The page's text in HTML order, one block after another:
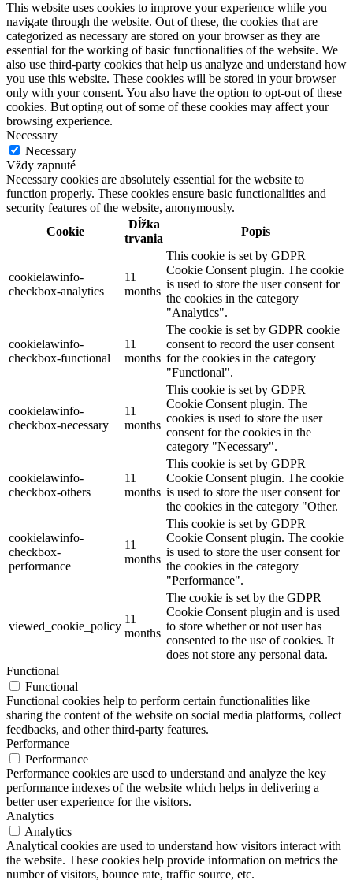
This website uses cookies to improve your experience while you
navigate through the website. Out of these, the cookies that are
categorized as necessary are stored on your browser as they are
essential for the working of basic functionalities of the website. We
also use third-party cookies that help us analyze and understand how
you use this website. These cookies will be stored in your browser
only with your consent. You also have the option to opt-out of these
cookies. But opting out of some of these cookies may affect your
browsing experience.
Necessary
Necessary
Vždy zapnuté
Necessary cookies are absolutely essential for the website to
function properly. These cookies ensure basic functionalities and
security features of the website, anonymously.
Cookie
Dĺžka
trvania
Popis
cookielawinfo-
checkbox-analytics
11
months
This cookie is set by GDPR
Cookie Consent plugin. The cookie
is used to store the user consent for
the cookies in the category
"Analytics".
cookielawinfo-
checkbox-functional
11
months
The cookie is set by GDPR cookie
consent to record the user consent
for the cookies in the category
"Functional".
cookielawinfo-
checkbox-necessary
11
months
This cookie is set by GDPR
Cookie Consent plugin. The
cookies is used to store the user
consent for the cookies in the
category "Necessary".
cookielawinfo-
checkbox-others
11
months
This cookie is set by GDPR
Cookie Consent plugin. The cookie
is used to store the user consent for
the cookies in the category "Other.
cookielawinfo-
checkbox-
performance
11
months
This cookie is set by GDPR
Cookie Consent plugin. The cookie
is used to store the user consent for
the cookies in the category
"Performance".
viewed_cookie_policy
11
months
The cookie is set by the GDPR
Cookie Consent plugin and is used
to store whether or not user has
consented to the use of cookies. It
does not store any personal data.
Functional
Functional
Functional cookies help to perform certain functionalities like
sharing the content of the website on social media platforms, collect
feedbacks, and other third-party features.
Performance
Performance
Performance cookies are used to understand and analyze the key
performance indexes of the website which helps in delivering a
better user experience for the visitors.
Analytics
Analytics
Analytical cookies are used to understand how visitors interact with
the website. These cookies help provide information on metrics the
number of visitors, bounce rate, traffic source, etc.